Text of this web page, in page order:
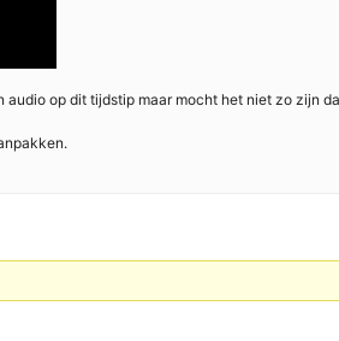
op dit tijdstip maar mocht het niet zo zijn